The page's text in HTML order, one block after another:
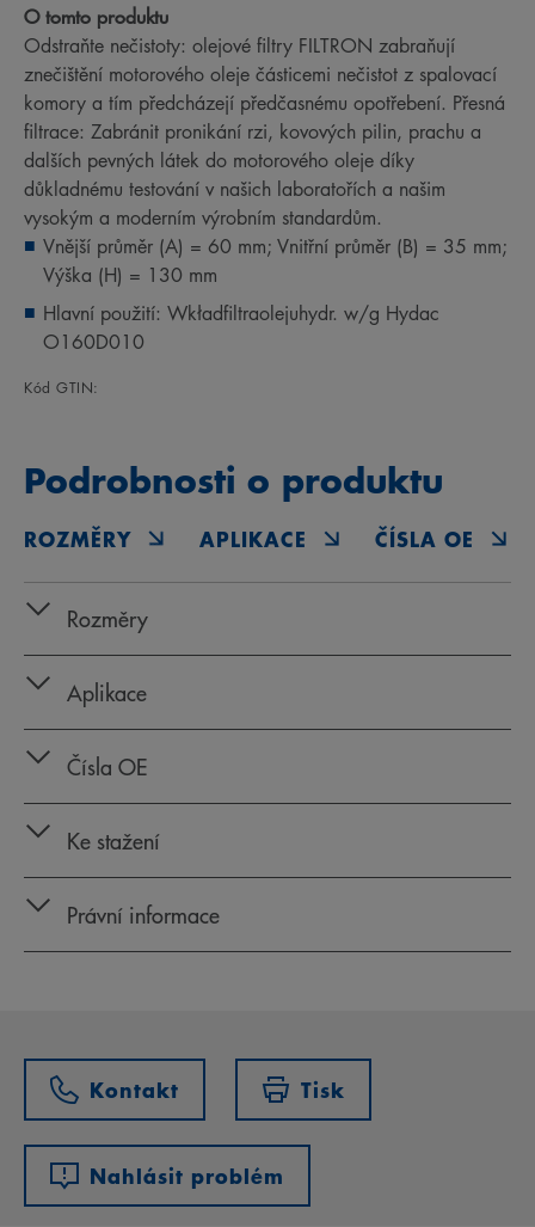
O tomto produktu
Odstraňte nečistoty: olejové filtry FILTRON zabraňují
znečištění motorového oleje částicemi nečistot z spalovací
komory a tím předcházejí předčasnému opotřebení. Přesná
filtrace: Zabránit pronikání rzi, kovových pilin, prachu a
dalších pevných látek do motorového oleje díky
důkladnému testování v našich laboratořích a našim
vysokým a moderním výrobním standardům.
Vnější průměr (A) = 60 mm; Vnitřní průměr (B) = 35 mm;
Výška (H) = 130 mm
Hlavní použití: Wkładfiltraolejuhydr. w/g Hydac
O160D010
Kód GTIN:
Podrobnosti o produktu
ROZMĚRY APLIKACE ČÍSLA OE
Rozměry
Aplikace
Čísla OE
Ke stažení
Právní informace
Kontakt Tisk
Nahlásit problém